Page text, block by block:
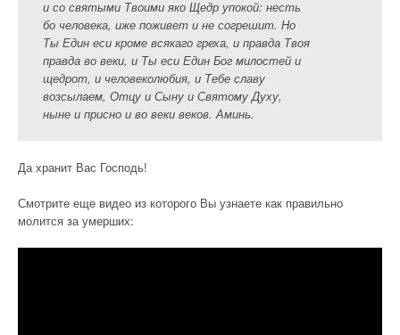
и со святыми Твоими яко Щедр упокой: несть
бо человека, иже поживет и не согрешит. Но
Ты Един еси кроме всякаго греха, и правда Твоя
правда во веки, и Ты еси Един Бог милостей и
щедрот, и человеколюбия, и Тебе славу
возсылаем, Отцу и Сыну и Святому Духу,
ныне и присно и во веки веков. Аминь.
Да хранит Вас Господь!
Смотрите еще видео из которого Вы узнаете как правильно
молится за умерших: